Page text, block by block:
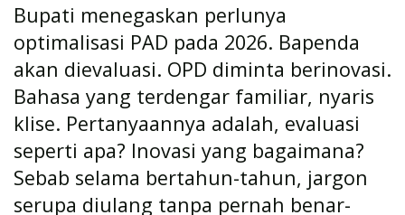
Bupati menegaskan perlunya
optimalisasi PAD pada 2026. Bapenda
akan dievaluasi. OPD diminta berinovasi.
Bahasa yang terdengar familiar, nyaris
klise. Pertanyaannya adalah, evaluasi
seperti apa? Inovasi yang bagaimana?
Sebab selama bertahun-tahun, jargon
serupa diulang tanpa pernah benar-